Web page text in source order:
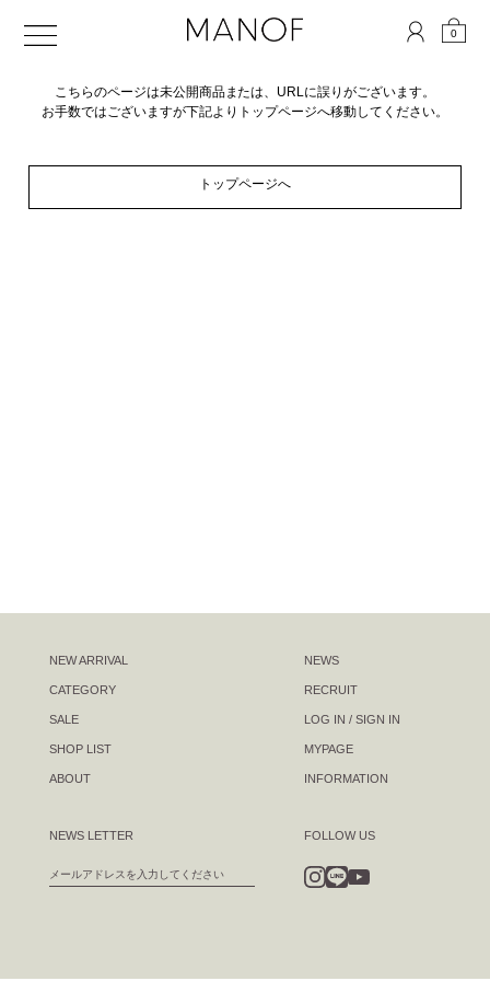
0
こちらのページは未公開商品または、URLに誤りがございます。
お手数ではございますが下記よりトップページへ移動してください。
トップページへ
NEW ARRIVAL
CATEGORY
SALE
SHOP LIST
ABOUT
NEWS LETTER
NEWS
RECRUIT
LOG IN / SIGN IN
MYPAGE
INFORMATION
FOLLOW US